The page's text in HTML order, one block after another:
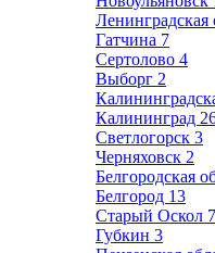
Ленинградская
Гатчина 7
Сертолово 4
Выборг 2
Калининград
Светлогорск 3
Черняховск 2
Белгородская
Белгород 13
Старый Оскол 7
Губкин 3